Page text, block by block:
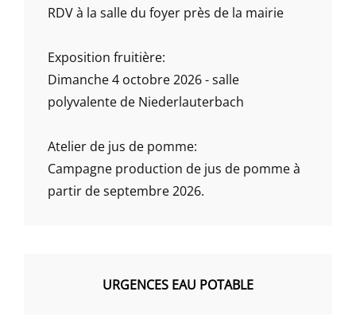
RDV à la salle du foyer près de la mairie
Exposition fruitière:
Dimanche 4 octobre 2026 - salle
polyvalente de Niederlauterbach
Atelier de jus de pomme:
Campagne production de jus de pomme à
partir de septembre 2026.
URGENCES EAU POTABLE